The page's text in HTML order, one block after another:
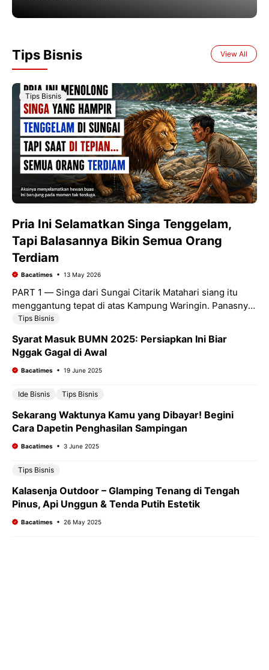
Tips Bisnis View All
Tips Bisnis
Pria Ini Selamatkan Singa Tenggelam,
Tapi Balasannya Bikin Semua Orang
Terdiam
Bacatimes 13 May 2026
PART 1 — Singa dari Sungai Citarik Matahari siang itu
menggantung tepat di atas Kampung Waringin. Panasnya
bukan main. Daun-daun pisang di tepi sungai sampai
Tips Bisnis
Syarat Masuk BUMN 2025: Persiapkan Ini Biar
Nggak Gagal di Awal
Bacatimes 19 June 2025
Ide Bisnis Tips Bisnis
Sekarang Waktunya Kamu yang Dibayar! Begini
Cara Dapetin Penghasilan Sampingan
Bacatimes 3 June 2025
Tips Bisnis
Kalasenja Outdoor – Glamping Tenang di Tengah
Pinus, Api Unggun & Tenda Putih Estetik
Bacatimes 26 May 2025